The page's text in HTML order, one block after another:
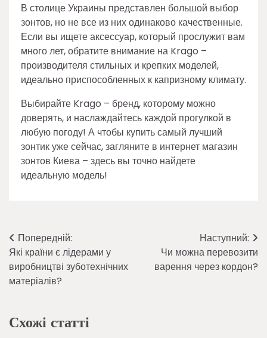
В столице Украины представлен большой выбор
зонтов, но не все из них одинаково качественные.
Если вы ищете аксессуар, который прослужит вам
много лет, обратите внимание на Krago –
производителя стильных и крепких моделей,
идеально приспособленных к капризному климату.
Выбирайте Krago – бренд, которому можно
доверять, и наслаждайтесь каждой прогулкой в
любую погоду! А чтобы купить самый лучший
зонтик уже сейчас, загляните в интернет магазин
зонтов Киева – здесь вы точно найдете
идеальную модель!
Навігація
записів
Попередній:
Які країни є лідерами у
виробництві зуботехнічних
матеріалів?
Наступний:
Чи можна перевозити
варення через кордон?
Схожі статті